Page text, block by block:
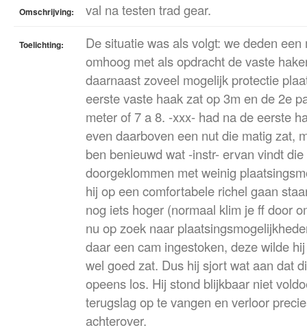
Omschrijving: val na testen trad gear.
Toelichting:
De situatie was als volgt: we deden
omhoog met als opdracht de vaste
daarnaast zoveel mogelijk protectie
eerste vaste haak zat op 3m en de 2e
meter of 7 a 8. -xxx- had na de eerste
even daarboven een nut die matig zat,
ben benieuwd wat -instr- ervan vindt
doorgeklommen met weinig
hij op een comfortabele richel gaan
nog iets hoger (normaal klim je ff door
nu op zoek naar
daar een cam ingestoken, deze wilde
wel goed zat. Dus hij sjort wat aan dat
opeens los. Hij stond blijkbaar niet
terugslag op te vangen en verloor
achterover.